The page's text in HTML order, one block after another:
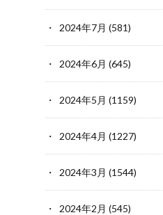
2024年7月 (581)
2024年6月 (645)
2024年5月 (1159)
2024年4月 (1227)
2024年3月 (1544)
2024年2月 (545)